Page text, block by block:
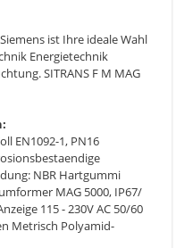
ist Ihre ideale Wahl
Energietechnik
SITRANS F M MAG
EN1092-1, PN16
NBR Hartgummi
MAG 5000, IP67/
115 - 230V AC 50/60
Metrisch Polyamid-